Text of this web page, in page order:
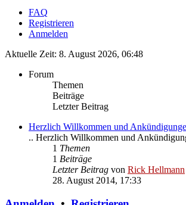
FAQ
Registrieren
Anmelden
Aktuelle Zeit: 8. August 2026, 06:48
Forum
Themen
Beiträge
Letzter Beitrag
Herzlich Willkommen und
.. Herzlich Willkommen und
1 Themen
1 Beiträge
Letzter Beitrag von Rick Hellmann
28. August 2014, 17:33